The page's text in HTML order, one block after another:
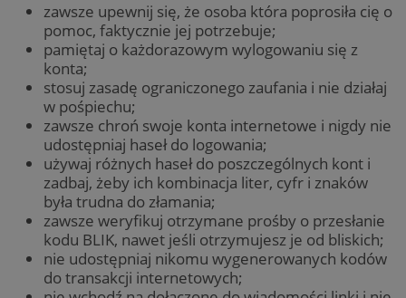
zawsze upewnij się, że osoba która poprosiła cię o
pomoc, faktycznie jej potrzebuje;
pamiętaj o każdorazowym wylogowaniu się z
konta;
stosuj zasadę ograniczonego zaufania i nie działaj
w pośpiechu;
zawsze chroń swoje konta internetowe i nigdy nie
udostępniaj haseł do logowania;
używaj różnych haseł do poszczególnych kont i
zadbaj, żeby ich kombinacja liter, cyfr i znaków
była trudna do złamania;
zawsze weryfikuj otrzymane prośby o przesłanie
kodu BLIK, nawet jeśli otrzymujesz je od bliskich;
nie udostępniaj nikomu wygenerowanych kodów
do transakcji internetowych;